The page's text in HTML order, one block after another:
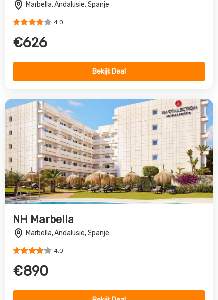
NH Marbella
Marbella, Andalusie, Spanje
€890
Bekijk Deal
Globales Cortijo Blanco
Marbella, Andalusie, Spanje